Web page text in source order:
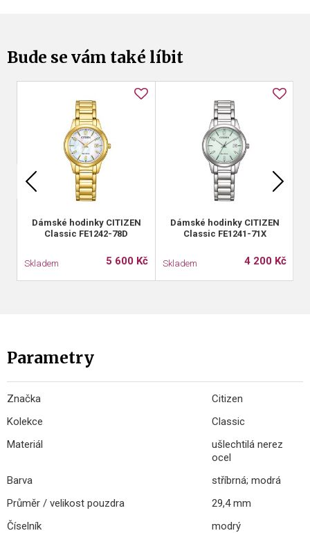
Bude se vám také líbit
Dámské hodinky CITIZEN
Classic FE1242-78D
Skladem 5 600 Kč
Dámské hodinky CITIZEN
Classic FE1241-71X
Skladem 4 200 Kč
Parametry
Značka
Citizen
Kolekce
Classic
Materiál
ušlechtilá nerez
ocel
Barva
stříbrná; modrá
Průměr / velikost pouzdra
29,4 mm
Číselník
modrý